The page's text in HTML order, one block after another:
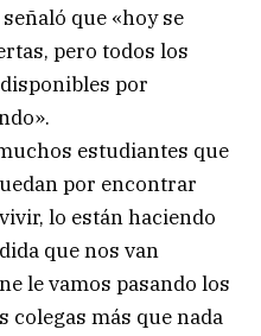
que «hoy se
pero todos los
por
estudiantes que
por encontrar
lo están haciendo
que nos van
le vamos pasando los
colegas más que nada